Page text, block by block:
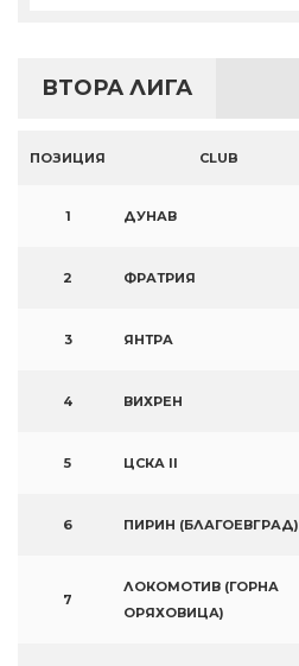
ВТОРА ЛИГА
ПОЗИЦИЯ CLUB
1 ДУНАВ
2 ФРАТРИЯ
3 ЯНТРА
4 ВИХРЕН
5 ЦСКА II
6 ПИРИН (БЛАГОЕВГРАД)
7
ЛОКОМОТИВ (ГОРНА
ОРЯХОВИЦА)